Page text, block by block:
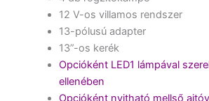
12 V-os villamos rendszer
13-pólusú adapter
13”-os kerék
Opcióként LED1 lámpával
ellenében
Opcióként nyitható mellső